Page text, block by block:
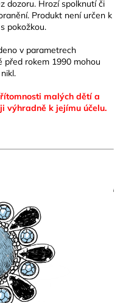
dozoru. Hrozí spolknutí či
Produkt není určen k
pokožkou.
v parametrech
rokem 1990 mohou
malých dětí a
výhradně k jejímu účelu.